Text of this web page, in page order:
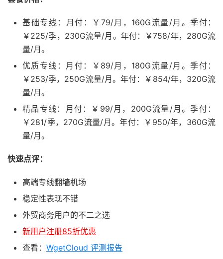
基础专线：月付：￥79/月，160G流量/月。季付：
￥225/季，230G流量/月。年付：￥758/年，280G流
量/月。
优质专线：月付：￥89/月，180G流量/月。季付：
￥253/季，250G流量/月。年付：￥854/年，320G流
量/月。
精品专线：月付：￥99/月，200G流量/月。季付：
￥281/季，270G流量/月。年付：￥950/年，360G流
量/月。
快速点评：
高端专线翻墙机场
稳定性表现不错
外贸商务用户的不二之选
新用户注册85折优惠
查看： WgetCloud 评测报告